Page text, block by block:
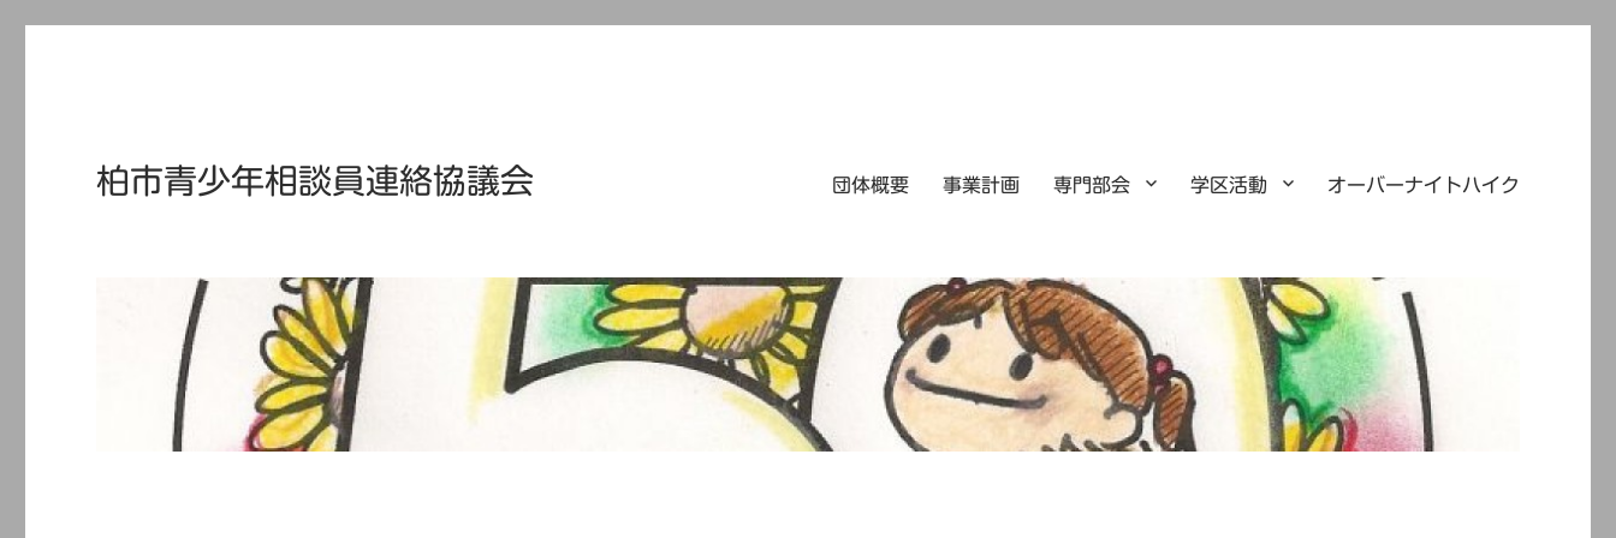
柏市青少年相談員連絡協議会 団体概要 事業計画 専門部会 学区活動 オーバーナイトハイク